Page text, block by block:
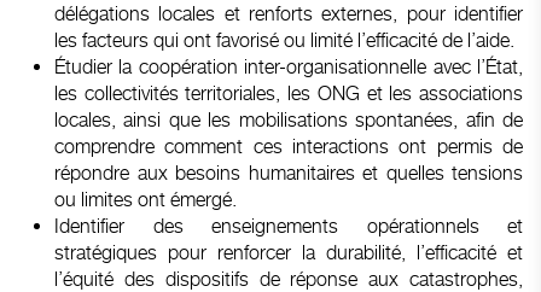
délégations locales et renforts externes, pour identifier
les facteurs qui ont favorisé ou limité l’efficacité de l’aide.
Étudier la coopération inter-organisationnelle avec l’État,
les collectivités territoriales, les ONG et les associations
locales, ainsi que les mobilisations spontanées, afin de
comprendre comment ces interactions ont permis de
répondre aux besoins humanitaires et quelles tensions
ou limites ont émergé.
Identifier des enseignements opérationnels et
stratégiques pour renforcer la durabilité, l’efficacité et
l’équité des dispositifs de réponse aux catastrophes,